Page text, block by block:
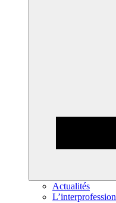
Actualités
L’interprofession